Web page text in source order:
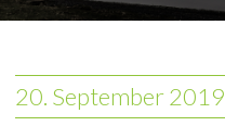
20. September 2019